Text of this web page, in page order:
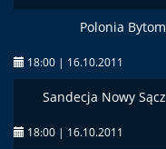
Polonia Bytom
18:00 | 16.10.2011
Sandecja Nowy Sącz
18:00 | 16.10.2011